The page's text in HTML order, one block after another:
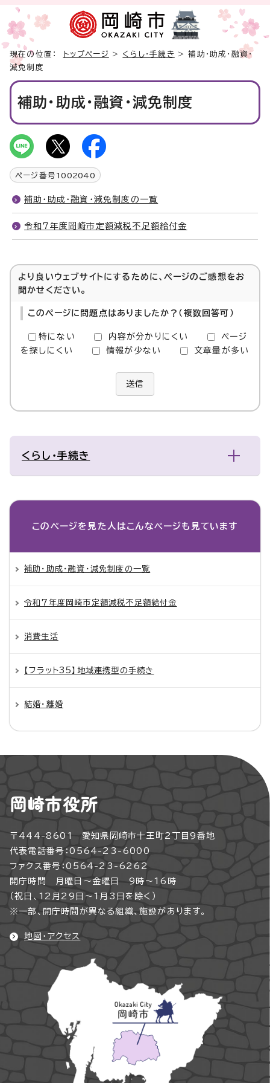
現在の位置： トップページ > くらし・手続き > 補助・助成・融資・
減免制度
補助・助成・融資・減免制度
ページ番号 1002040
補助・助成・融資・減免制度の一覧
令和7年度岡崎市定額減税不足額給付金
より良いウェブサイトにするために、ページのご感想をお
聞かせください。
このページに問題点はありましたか？（複数回答可）
特にない 内容が分かりにくい
ページ
を探しにくい
情報が少ない 文章量が多い
送信
くらし・手続き
このページを見た人は こんなページも見ています
補助・助成・融資・減免制度の一覧
令和7年度岡崎市定額減税不足額給付金
消費生活
【フラット35】地域連携型の手続き
結婚・離婚
岡崎市役所
〒444-8601 愛知県岡崎市十王町2丁目9番地
代表電話番号：0564-23-6000
ファクス番号：0564-23-6262
開庁時間 月曜日～金曜日 9時～16時
（祝日、12月29日～1月3日を除く）
※一部、開庁時間が異なる組織、施設があります。
地図・アクセス